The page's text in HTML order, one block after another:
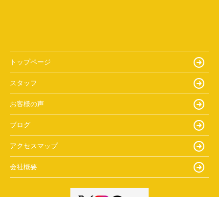
トップページ
スタッフ
お客様の声
ブログ
アクセスマップ
会社概要